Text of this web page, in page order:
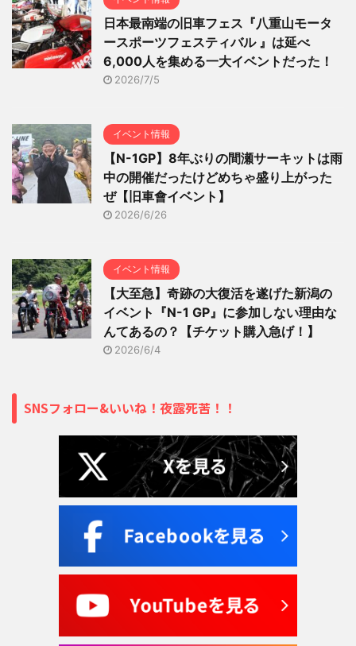
日本最南端の旧車フェス『八重山モータ
ースポーツフェスティバル 』は延べ
6,000人を集める一大イベントだった！
2026/7/5
イベント情報
【N-1GP】8年ぶりの間瀬サーキットは雨
中の開催だったけどめちゃ盛り上がった
ぜ【旧車會イベント】
2026/6/26
イベント情報
【大至急】奇跡の大復活を遂げた新潟の
イベント『N-1 GP』に参加しない理由な
んてあるの？【チケット購入急げ！】
2026/6/4
SNSフォロー&いいね！夜露死苦！！